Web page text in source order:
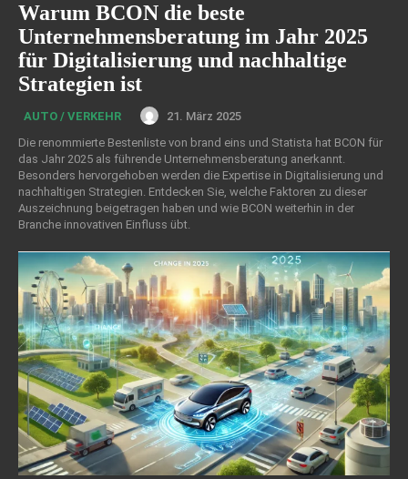
Warum BCON die beste
Unternehmensberatung im Jahr 2025
für Digitalisierung und nachhaltige
Strategien ist
AUTO / VERKEHR
21. März 2025
Die renommierte Bestenliste von brand eins und Statista hat BCON für
das Jahr 2025 als führende Unternehmensberatung anerkannt.
Besonders hervorgehoben werden die Expertise in Digitalisierung und
nachhaltigen Strategien. Entdecken Sie, welche Faktoren zu dieser
Auszeichnung beigetragen haben und wie BCON weiterhin in der
Branche innovativen Einfluss übt.